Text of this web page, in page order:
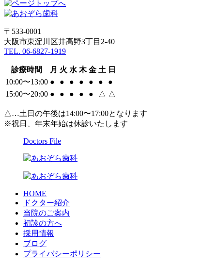
〒533-0001
大阪市東淀川区井高野3丁目2-40
TEL. 06-6827-1919
診療時間 月 火 水 木 金 土 日
10:00〜13:00 ● ● ● ● ● ●
●
15:00〜20:00 ● ● ● ● ● △ △
△…土日の午後は14:00〜17:00となります
※祝日、年末年始は休診いたします
Doctors File
HOME
ドクター紹介
当院のご案内
初診の方へ
採用情報
ブログ
プライバシーポリシー